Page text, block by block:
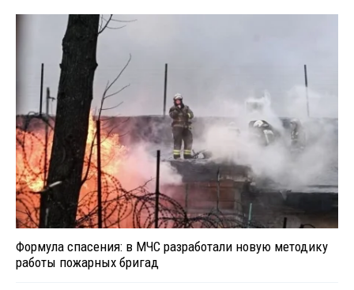
Формула спасения: в МЧС разработали новую методику
работы пожарных бригад